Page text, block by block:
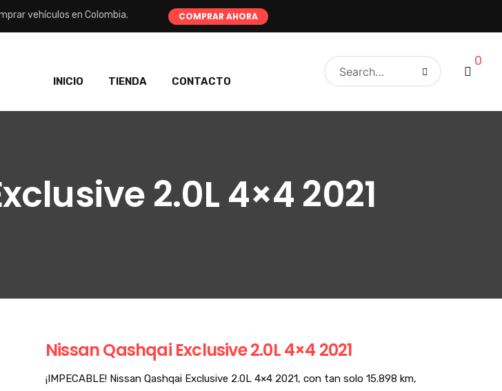
vehículos en Colombia. COMPRAR AHORA
INICIO TIENDA CONTACTO
0
2.0L 4×4 2021
Nissan Qashqai Exclusive 2.0L 4×4 2021
¡IMPECABLE! Nissan Qashqai Exclusive 2.0L 4×4 2021, con tan solo 15.898 km,